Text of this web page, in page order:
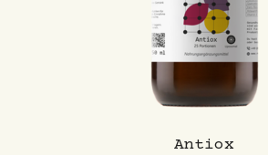
Antiox